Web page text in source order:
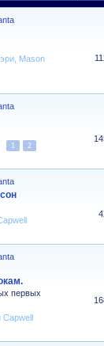
Mason
1
2
первых
Capwell